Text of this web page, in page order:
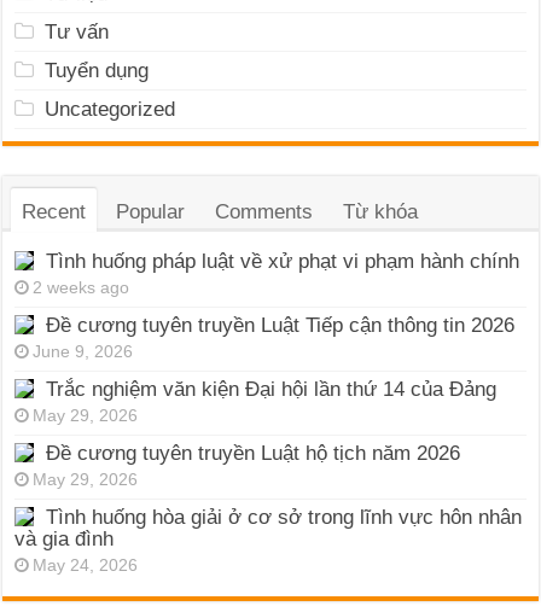
Tư vấn
Tuyển dụng
Uncategorized
Recent Popular Comments Từ khóa
Tình huống pháp luật về xử phạt vi phạm hành chính
2 weeks ago
Đề cương tuyên truyền Luật Tiếp cận thông tin 2026
June 9, 2026
Trắc nghiệm văn kiện Đại hội lần thứ 14 của Đảng
May 29, 2026
Đề cương tuyên truyền Luật hộ tịch năm 2026
May 29, 2026
Tình huống hòa giải ở cơ sở trong lĩnh vực hôn nhân
và gia đình
May 24, 2026